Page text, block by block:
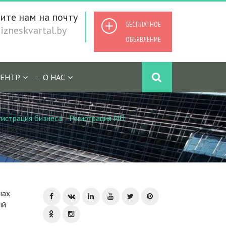
БЕСПЛАТНОЕ
ОБЪЯВЛЕНИЕ
нам на почту
О НАС
бизнеса/Регистрация ИП/
области